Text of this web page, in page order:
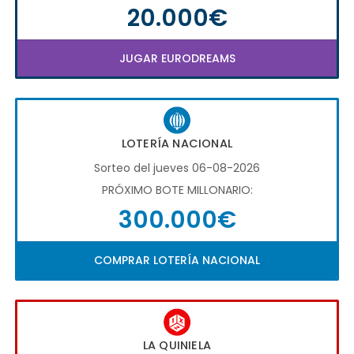
20.000€
JUGAR EURODREAMS
LOTERÍA NACIONAL
Sorteo del jueves 06-08-2026
PRÓXIMO BOTE MILLONARIO:
300.000€
COMPRAR LOTERÍA NACIONAL
LA QUINIELA